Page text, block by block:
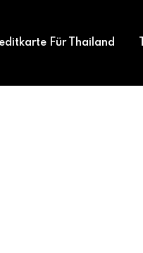
Für Thailand